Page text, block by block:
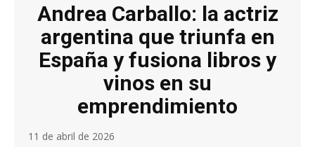
Andrea Carballo: la actriz
argentina que triunfa en
España y fusiona libros y
vinos en su
emprendimiento
11 de abril de 2026